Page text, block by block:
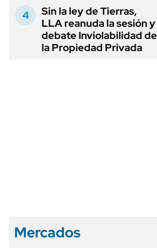
Sin la ley de Tierras,
LLA reanuda la sesión y
debate Inviolabilidad de
la Propiedad Privada
Mercados